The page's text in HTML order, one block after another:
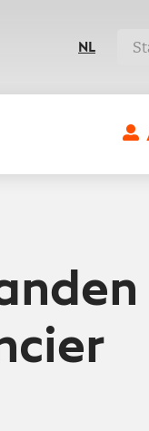
NL